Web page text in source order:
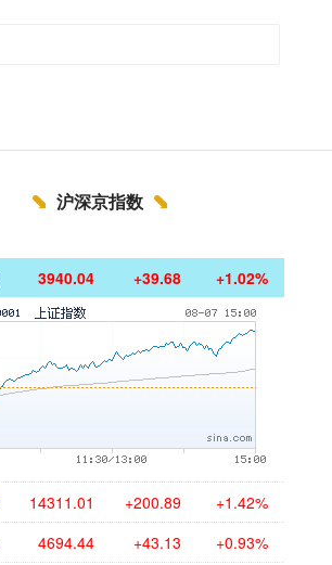
沪深京指数
3940.04 +39.68 +1.02%
14311.01 +200.89 +1.42%
4694.44 +43.13 +0.93%